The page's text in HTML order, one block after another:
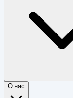
О нас